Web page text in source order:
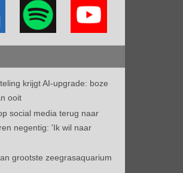
krijgt AI-upgrade: boze
ooit
social media terug naar
negentig: 'Ik wil naar
grootste zeegrasaquarium